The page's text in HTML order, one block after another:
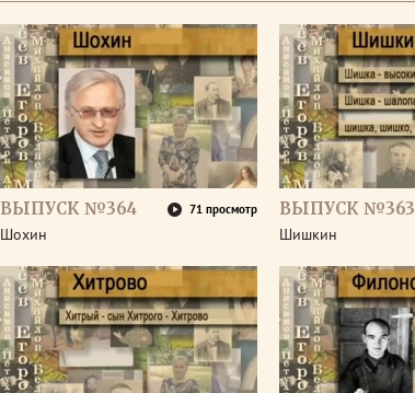
ВЫПУСК №364 71 просмотр
Шохин
ВЫПУСК №363
Шишкин